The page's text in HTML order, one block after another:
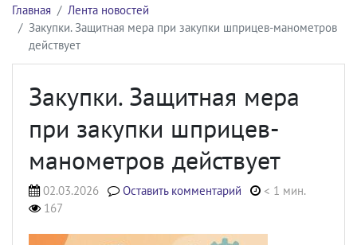
Главная
Лента новостей
Закупки. Защитная мера при закупки шприцев-манометров
действует
Закупки. Защитная мера
при закупки шприцев-
манометров действует
02.03.2026 Оставить комментарий
< 1 мин.
167